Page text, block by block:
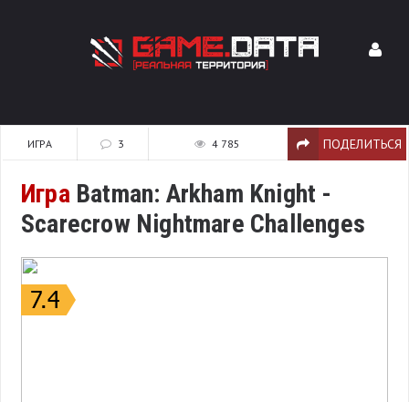
ИГРА 3 4 785 ПОДЕЛИТЬСЯ
ИграBatman: Arkham Knight -
Scarecrow Nightmare Challenges